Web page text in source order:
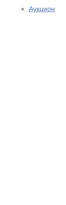
Аукцион